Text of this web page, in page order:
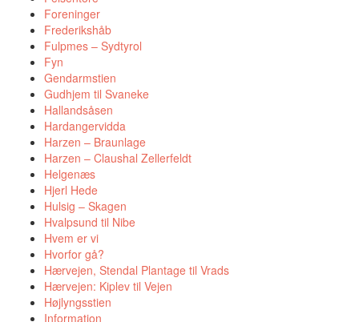
Foreninger
Frederikshåb
Fulpmes – Sydtyrol
Fyn
Gendarmstien
Gudhjem til Svaneke
Hallandsåsen
Hardangervidda
Harzen – Braunlage
Harzen – Claushal Zellerfeldt
Helgenæs
Hjerl Hede
Hulsig – Skagen
Hvalpsund til Nibe
Hvem er vi
Hvorfor gå?
Hærvejen, Stendal Plantage til Vrads
Hærvejen: Kiplev til Vejen
Højlyngsstien
Information